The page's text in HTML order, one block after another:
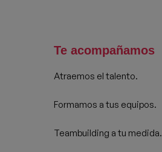
Te acompañamos
Atraemos el talento.
Formamos a tus equipos.
Teambuilding a tu medida.